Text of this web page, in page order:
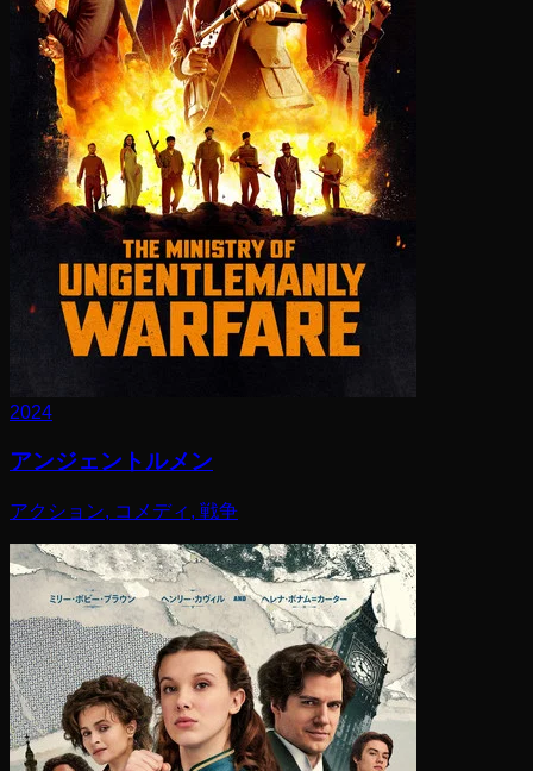
2024
アンジェントルメン
アクション, コメディ, 戦争